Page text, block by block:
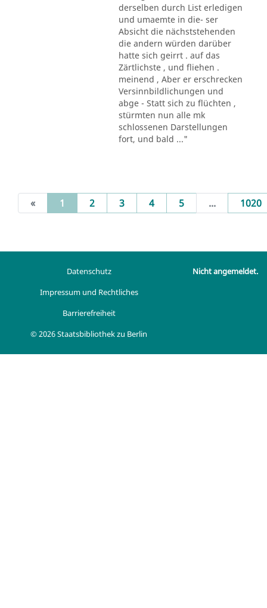
derselben durch List erledigen
und umaemte in die- ser
Absicht die nächststehenden
die andern würden darüber
hatte sich geirrt . auf das
Zärtlichste , und fliehen .
meinend , Aber er erschrecken
Versinnbildlichungen und
abge - Statt sich zu flüchten ,
stürmten nun alle mk
schlossenen Darstellungen
fort, und bald ..."
« 1 (current)
2 3 4 5 ... 1020
Datenschutz
Impressum und Rechtliches
Barrierefreiheit
© 2026 Staatsbibliothek zu Berlin
Nicht angemeldet.